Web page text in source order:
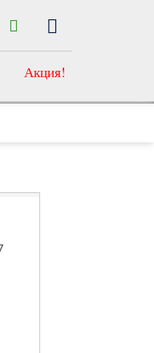
Акция!